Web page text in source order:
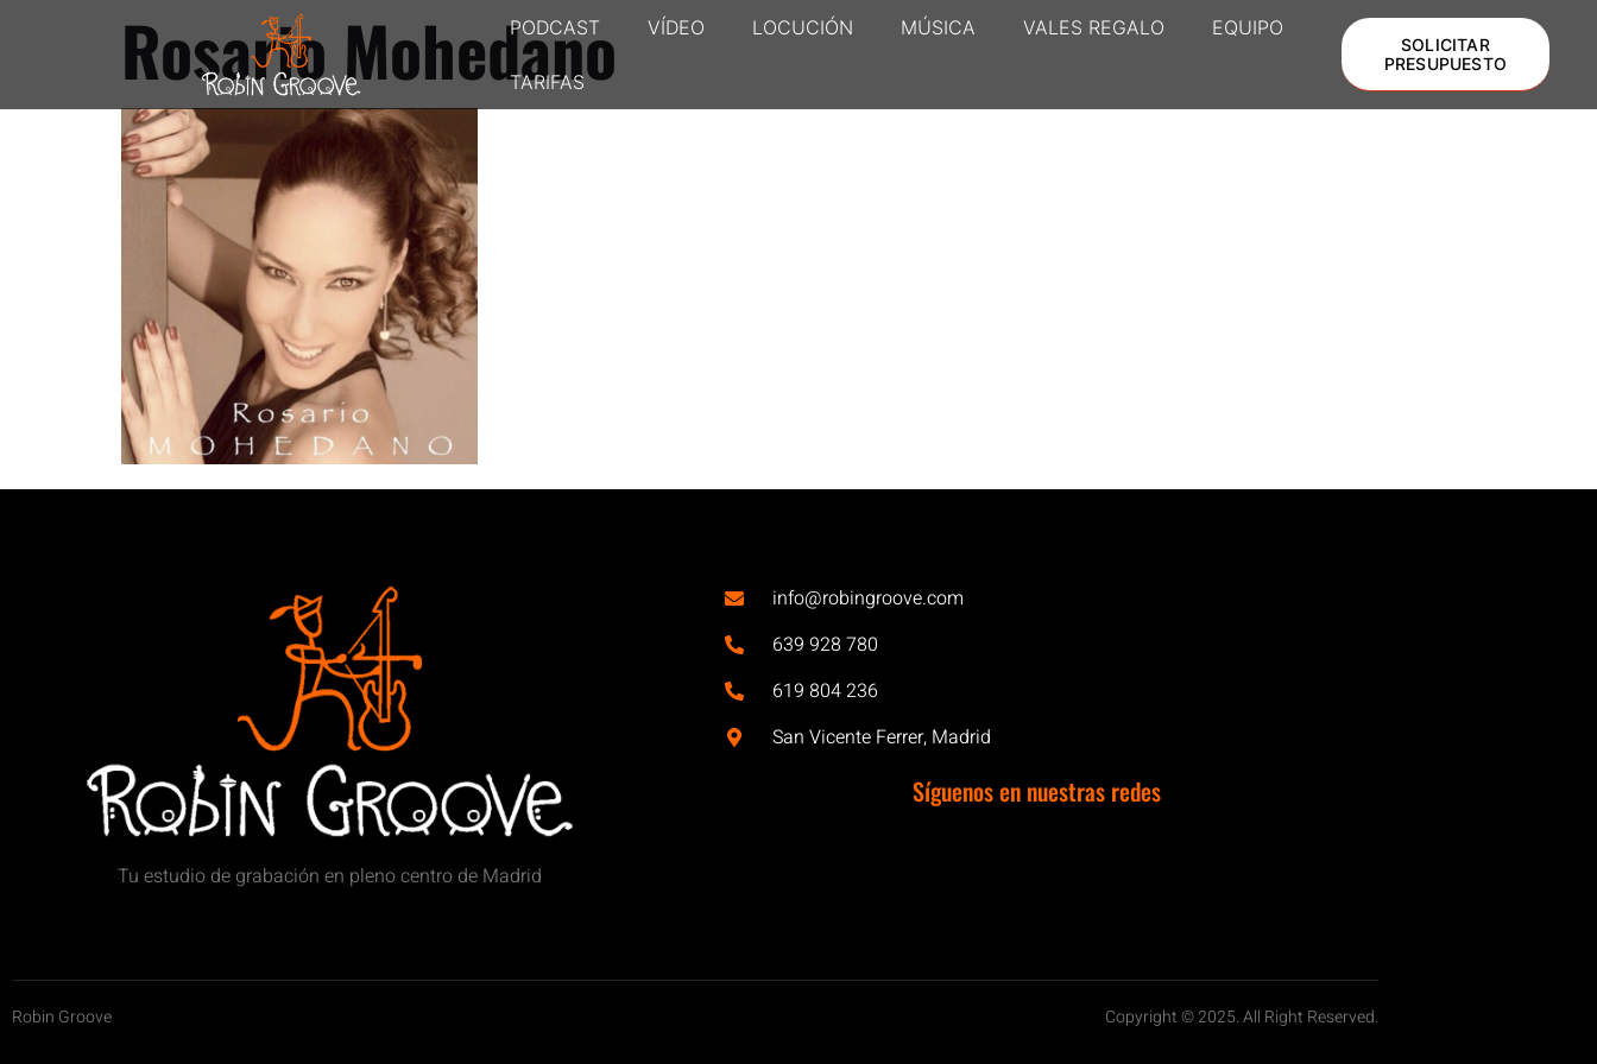
PODCAST VÍDEO LOCUCIÓN MÚSICA VALES REGALO EQUIPO
TARIFAS
SOLICITAR
PRESUPUESTO
Rosario Mohedano
Tu estudio de grabación en pleno centro de Madrid
info@robingroove.com
639 928 780
619 804 236
San Vicente Ferrer, Madrid
Síguenos en nuestras redes
Robin Groove Copyright © 2025. All Right Reserved.